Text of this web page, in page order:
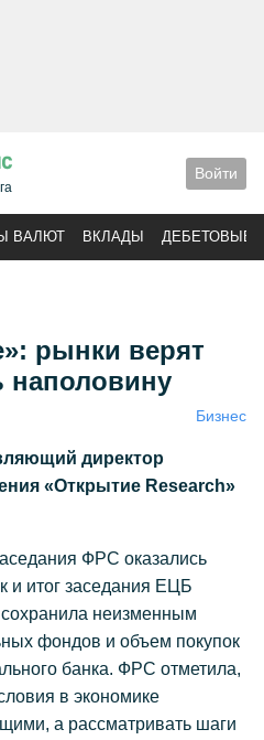
Войти
ВАЛЮТ ВКЛАДЫ ДЕБЕТОВЫЕ
рынки верят
наполовину
Бизнес
директор
«Открытие Research»
ФРС оказались
и итог заседания ЕЦБ
неизменным
фондов и объем покупок
банка. ФРС отметила,
в экономике
а рассматривать шаги